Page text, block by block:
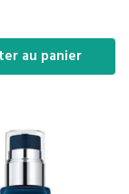
au panier